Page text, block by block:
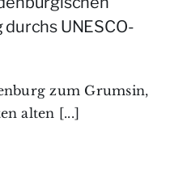
UNESCO-
zum Grumsin,
alten [...]